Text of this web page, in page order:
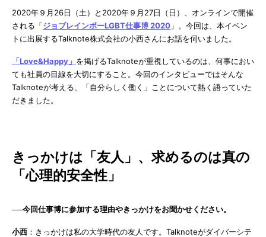
2020年９月26日（土）と2020年９月27日（日）、オンラインで開催
される「ジョブレインボーLGBT仕事博 2020 」。今回は、本イベン
トに出展するTalknote株式会社の小西さんにお話を伺いました。
「Love&Happy」 を掲げるTalknoteが重視しているのは、何事におい
ても社員の目線を大切にすること。今回のインタビューではそんな
Talknoteが考える、「自分らしく働く」ことについて熱く語っていた
だきました。
きっかけは「友人」、求めるのは真の
「心理的安全性」
──今回仕事博に参加する理由やきっかけをお聞かせください。
小西 ：きっかけは私の大学時代の友人です。Talknoteがダイバーシテ